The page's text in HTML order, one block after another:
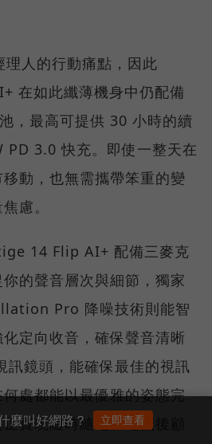
人的行動痛點，因此
在如此纖薄機身中仍配備
，最高可提供 30 小時的續
PD 3.0 快充。即使一整天在
動，也無需攜帶笨重的變
慮。
14 Flip AI+ 配備三麥克
的聲音層次與細節，獨家
Pro 降噪技術則能智
定向收音，確保聲音清晰
訊鏡頭，能確保最佳的視訊
處都能以最優雅的姿態完
實現隨時隨地、毫無後顧
麼叫好網路？ 立即查看